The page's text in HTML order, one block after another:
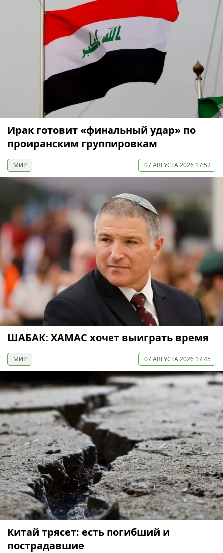
Ирак готовит «финальный удар» по
проиранским группировкам
МИР 07 АВГУСТА 2026 17:52
ШАБАК: ХАМАС хочет выиграть время
МИР 07 АВГУСТА 2026 17:45
Китай трясет: есть погибший и
пострадавшие